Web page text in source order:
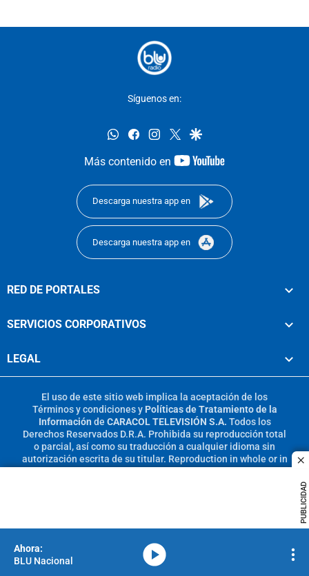
PUBLICIDAD
Síguenos en:
whatsappfacebookinstagram
twittergoogle
Más contenido en
youtube-
Descarga nuestra app en
Descarga nuestra app en
RED DE PORTALES
SERVICIOS CORPORATIVOS
LEGAL
El uso de este sitio web implica la aceptación de los
Términos y condicionesy Políticas de Tratamiento de la
Información de CARACOL TELEVISIÓN S.A. Todos los
Derechos Reservados D.R.A. Prohibida su reproducción total
o parcial, así como su traducción a cualquier idioma sin
autorización escrita de su titular. Reproduction in whole or in
BLU Nacional